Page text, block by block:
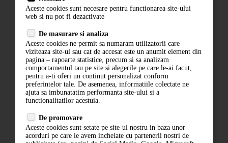
Termeni si conditii
Politica de confidentialitate
ANPC
ABONARE LA NEWSLETTER
Aceste cookies sunt necesare pentru functionarea site-ului
web si nu pot fi dezactivate
De masurare si analiza
Aceste cookies ne permit sa numaram utilizatorii care
viziteaza site-ul sau cat de accesat este un anumit element din
pagina – rapoarte statistice, precum si sa analizam
comportamentul tau pe site si alegerile pe care le-ai facut,
pentru a-ti oferi un continut personalizat conform
preferintelor tale. De asemenea, informatiile colectate ne
ajuta sa imbunatatim performanta site-ului si a
functionalitatilor acestuia.
De promovare
Aceste cookies sunt setate pe site-ul nostru in baza unor
acorduri pe care le avem incheiate cu partenerii nostri de